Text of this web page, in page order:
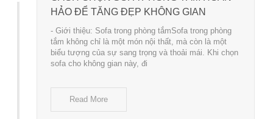
HẢO ĐỂ TĂNG ĐẸP KHÔNG GIAN
- Giới thiệu: Sofa trong phòng tắmSofa trong phòng
tắm không chỉ là một món nội thất, mà còn là một
biểu tượng của sự sang trọng và thoải mái. Khi chọn
sofa cho không gian này, đi
Read More